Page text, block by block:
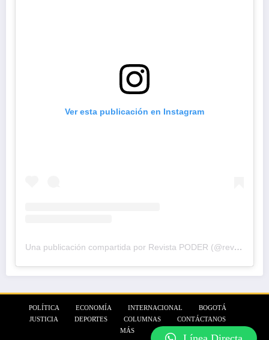
Ver esta publicación en Instagram
Una publicación compartida por Revista PODER (@revistapodercol)
POLÍTICA ECONOMÍA INTERNACIONAL
BOGOTÁ
JUSTICIA
DEPORTES COLUMNAS
CONTÁCTANOS
MÁS